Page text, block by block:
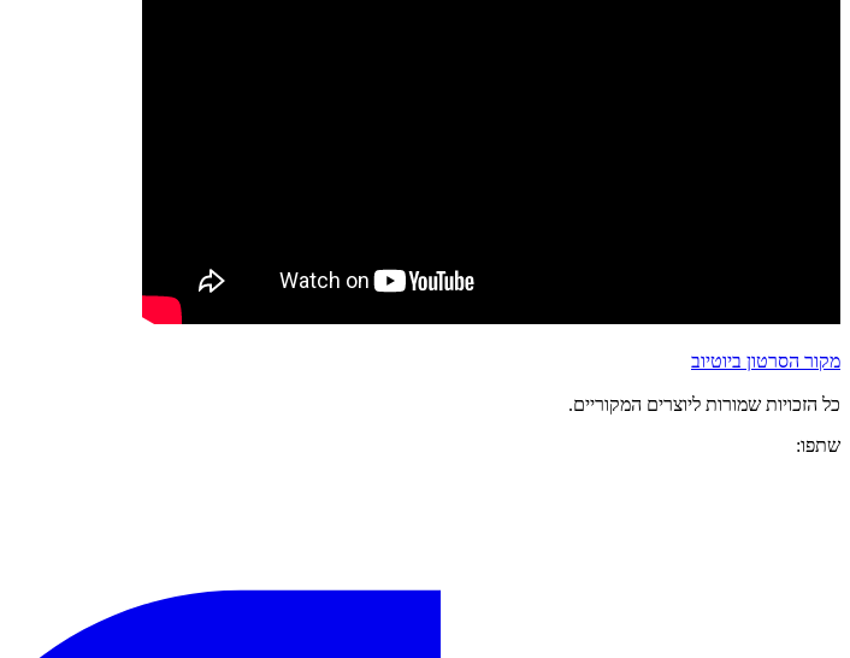
מקור הסרטון ביוטיוב
כל הזכויות שמורות ליוצרים המקוריים.
שתפו: